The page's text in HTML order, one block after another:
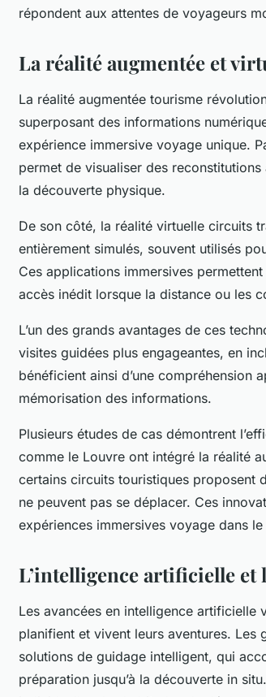
répondent aux attentes de voyageurs
La réalité augmentée et
La réalité augmentée tourisme
superposant des informations
expérience immersive voyage unique.
permet de visualiser des
la découverte physique.
De son côté, la réalité virtuelle circuits
entièrement simulés, souvent utilisés
Ces applications immersives
accès inédit lorsque la distance ou les
L’un des grands avantages de ces
visites guidées plus engageantes, en
bénéficient ainsi d’une compréhension
mémorisation des informations.
Plusieurs études de cas démontrent
comme le Louvre ont intégré la réalité
certains circuits touristiques proposent
ne peuvent pas se déplacer. Ces
expériences immersives voyage dans
L’intelligence artificielle et
Les avancées en intelligence
planifient et vivent leurs aventures. Les
solutions de guidage intelligent, qui
préparation jusqu’à la découverte in